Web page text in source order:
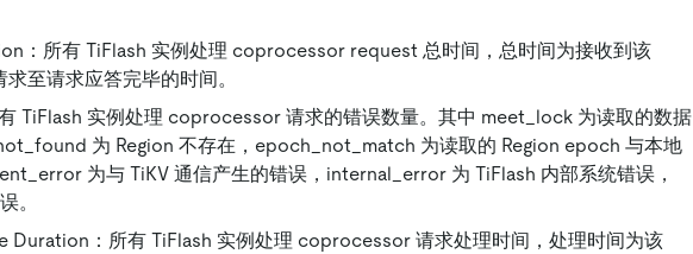
：所有 TiFlash 实例处理 coprocessor request 总时间，总时间为接收到该
至请求应答完毕的时间。
TiFlash 实例处理 coprocessor 请求的错误数量。其中 meet_lock 为读取的数据
为 Region 不存在，epoch_not_match 为读取的 Region epoch 与本地
为与 TiKV 通信产生的错误，internal_error 为 TiFlash 内部系统错误，
。
Duration：所有 TiFlash 实例处理 coprocessor 请求处理时间，处理时间为该